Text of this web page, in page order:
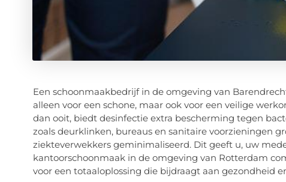
Een schoonmaakbedrijf in de omgeving van
alleen voor een schone, maar ook voor een veilige
dan ooit, biedt desinfectie extra bescherming tegen
zoals deurklinken, bureaus en sanitaire voorzieningen
ziekteverwekkers geminimaliseerd. Dit geeft u, uw
kantoorschoonmaak in de omgeving van Rotterdam
voor een totaaloplossing die bijdraagt aan gezondheid